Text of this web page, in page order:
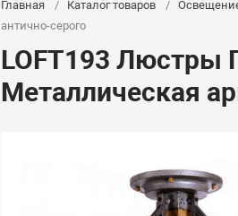
Главная Каталог товаров
антично-серого
LOFT193 Люстры
Металлическая